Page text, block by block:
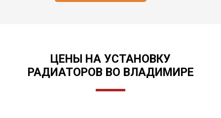
ЦЕНЫ НА УСТАНОВКУ
РАДИАТОРОВ ВО ВЛАДИМИРЕ